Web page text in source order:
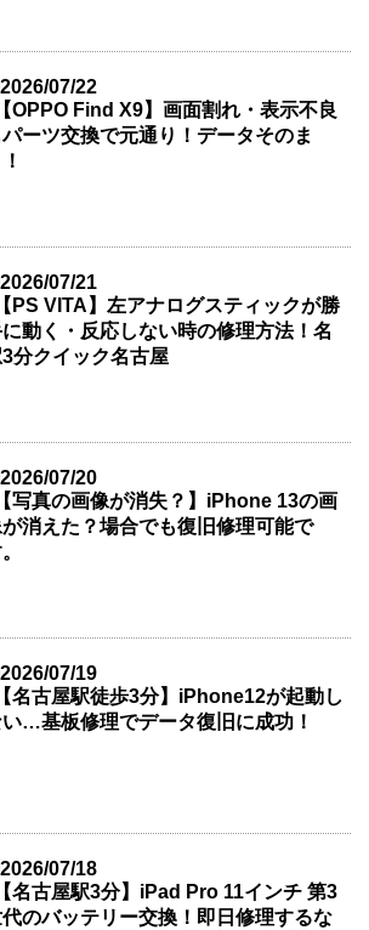
2026/07/22
【OPPO Find X9】画面割れ・表示不良
パーツ交換で元通り！データそのま
2026/07/21
【PS VITA】左アナログスティックが勝
動く・反応しない時の修理方法！名
分クイック名古屋
2026/07/20
【写真の画像が消失？】iPhone 13の画
消えた？場合でも復旧修理可能で
2026/07/19
【名古屋駅徒歩3分】iPhone12が起動し
…基板修理でデータ復旧に成功！
2026/07/18
【名古屋駅3分】iPad Pro 11インチ 第3
のバッテリー交換！即日修理するな